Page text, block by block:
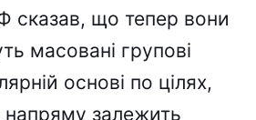
сказав, що тепер вони
масовані групові
основі по цілях,
напряму залежить